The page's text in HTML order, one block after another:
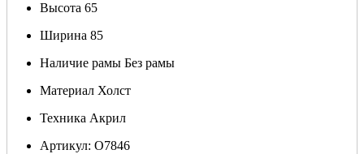
Высота 65
Ширина 85
Наличие рамы Без рамы
Материал Холст
Техника Акрил
Артикул: О7846